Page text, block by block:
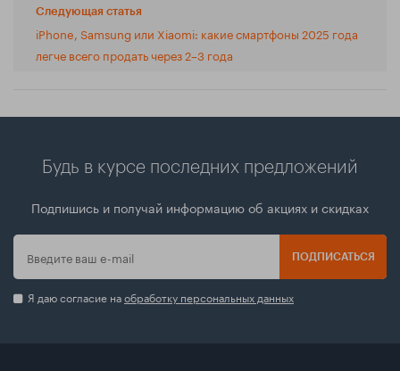
Следующая статья
iPhone, Samsung или Xiaomi: какие смартфоны 2025 года
легче всего продать через 2–3 года
Будь в курсе последних предложений
Подпишись и получай информацию об акциях и скидках
ПОДПИСАТЬСЯ
Я даю согласие наобработку персональных данных